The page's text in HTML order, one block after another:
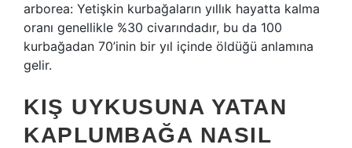
arborea: Yetişkin kurbağaların yıllık hayatta kalma
oranı genellikle %30 civarındadır, bu da 100
kurbağadan 70’inin bir yıl içinde öldüğü anlamına
gelir.
KIŞ UYKUSUNA YATAN
KAPLUMBAĞA NASIL